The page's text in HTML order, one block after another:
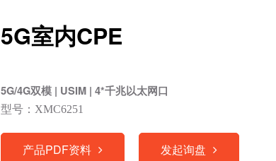
5G室内CPE
5G/4G双模 | USIM | 4*千兆以太网口
型号：XMC6251
产品PDF资料 发起询盘